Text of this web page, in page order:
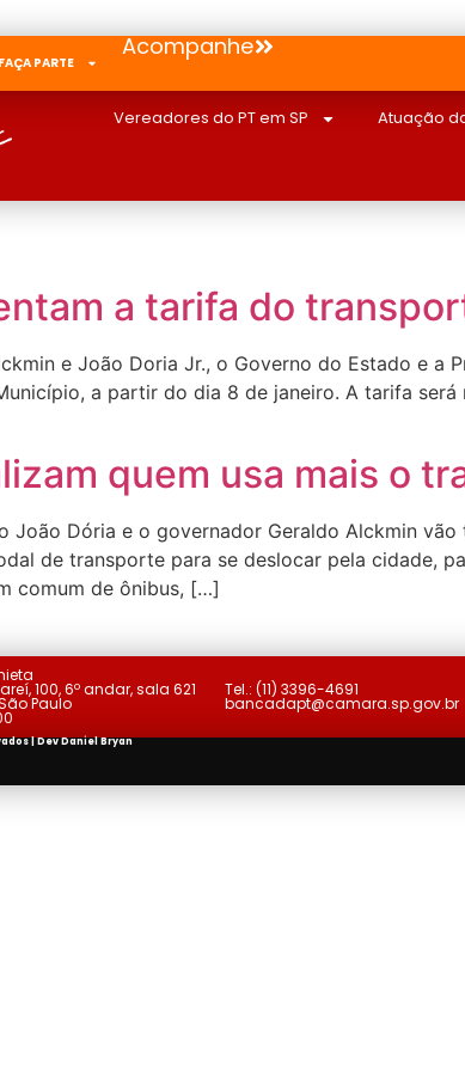
FAÇA PARTE
Acompanhe
Vereadores do PT em SP Atuação
a tarifa do
e João Doria Jr., o Governo do Estado e a
a partir do dia 8 de janeiro. A tarifa
quem usa mais o
João Dória e o governador Geraldo Alckmin
de transporte para se deslocar pela cidade,
comum de ônibus, […]
100, 6º andar, sala 621
Paulo
Tel.: (11) 3396-4691
bancadapt@camara.sp.gov.br
| DevDaniel Bryan